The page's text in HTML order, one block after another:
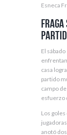
Esneca
Fraga
El
casa
partido
campo
esfuerzo
Los
anotó